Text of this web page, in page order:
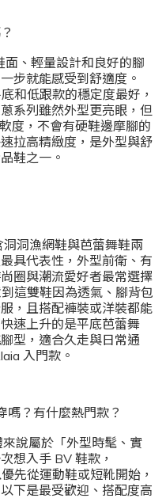
、輕量設計和良好的腳
步就能感受到舒適度。
和低跟款的穩定度最好，
系列雖然外型更亮眼，但
度，不會有硬鞋邊摩腳的
拉高精緻度，是外型與舒
鞋之一。
洞漁網鞋與芭蕾舞鞋兩
具代表性，外型前衛、有
圈與潮流愛好者最常選擇
這雙鞋因為透氣、腳背包
，且搭配褲裝或洋裝都能
速上升的是平底芭蕾舞
型，適合久走與日常通
入門款。
？有什麼熱門款？
說屬於「外型時髦、實
想入手 BV 鞋款，
先從運動鞋或短靴開始，
下是最受歡迎、搭配度高